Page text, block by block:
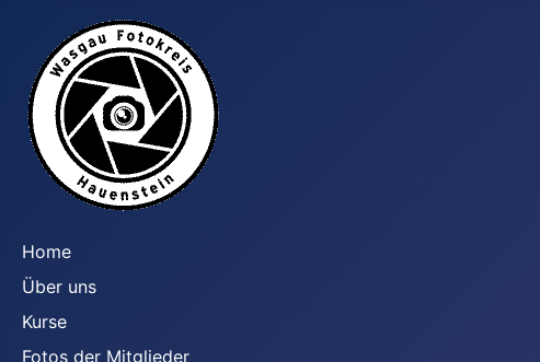
Home
Über uns
Kurse
Fotos der Mitglieder